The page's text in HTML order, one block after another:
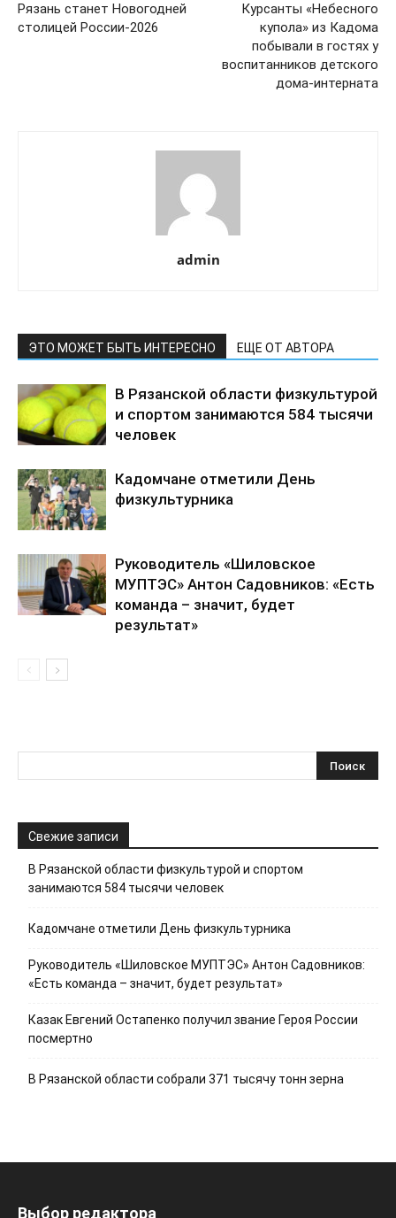
Рязань станет Новогодней
столицей России-2026
Курсанты «Небесного
купола» из Кадома
побывали в гостях у
воспитанников детского
дома-интерната
admin
ЭТО МОЖЕТ БЫТЬ ИНТЕРЕСНО ЕЩЕ ОТ АВТОРА
В Рязанской области физкультурой
и спортом занимаются 584 тысячи
человек
Кадомчане отметили День
физкультурника
Руководитель «Шиловское
МУПТЭС» Антон Садовников: «Есть
команда – значит, будет
результат»
Свежие записи
В Рязанской области физкультурой и спортом
занимаются 584 тысячи человек
Кадомчане отметили День физкультурника
Руководитель «Шиловское МУПТЭС» Антон Садовников:
«Есть команда – значит, будет результат»
Казак Евгений Остапенко получил звание Героя России
посмертно
В Рязанской области собрали 371 тысячу тонн зерна
Выбор редактора